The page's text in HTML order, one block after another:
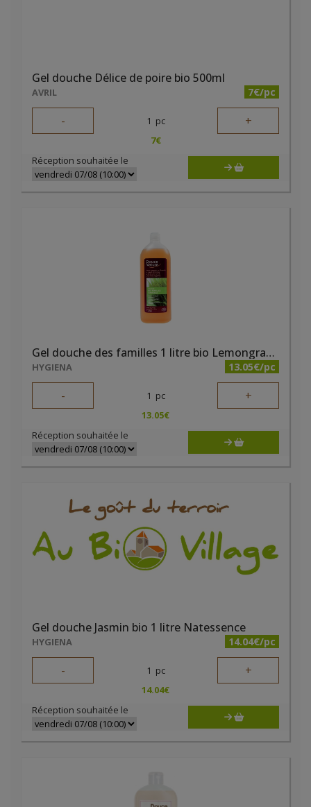
Gel douche Délice de poire bio 500ml
AVRIL 7€/pc
- 1 pc +
7€
Réception souhaitée le
Gel douche des familles 1 litre bio Lemongrass Douce Nature
HYGIENA 13.05€/pc
- 1 pc +
13.05€
Réception souhaitée le
Gel douche Jasmin bio 1 litre Natessence
HYGIENA 14.04€/pc
- 1 pc +
14.04€
Réception souhaitée le